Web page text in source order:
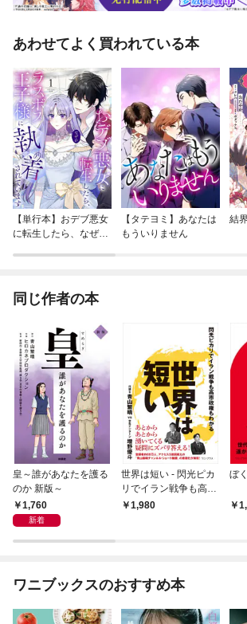
交叉する路』（扶桑社文庫）。小説『預言』（仮題
の支援を受けず、派閥に属さず、後援会も作らず後
う世界に類例のない議員活動を展開中。それでいて
数は４年連続で第１位を記録、企業や団体に依存し
の政治家は顔色を喪っている。動画の「青山繁晴チ
会」は放送開始からわずか５年８ヶ月で視聴が５億
気。しかし広告収入は受け取らない。増野優斗（ま
（2004）年、埼玉県さいたま市生まれ。令和４（
大学高等学院卒業、令和８（2026）年３月、早稲田
学科卒業。大学では日本外交論（国吉知樹ゼミ）を
大学院に進学予定。令和４（2022）年４月より青山
時）事務所、学生インターン。当初は３ヶ月間のイ
であったが、現在５年目。約69万人が登録している
「青山繁晴チャンネル★ぼくらの国会」では、４年
ート動画を企画、出演している（令和８〔2026〕年
道。発行：ワニ・プラス発売：ワニブックス
あわせてよく買われている本
【単行本】おデブ悪女
に転生したら、なぜか
【タテヨミ】あなたは
もういりません
結
同じ作者の本
皇～誰があなたを護る
のか 新版～
1,760
新着
世界は短い - 閃光ピカ
リでイラン戦争も高市
政権もわかる -
1,980
ぼ
ワニブックスのおすすめ本